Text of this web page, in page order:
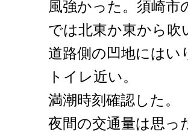
風強かった。須崎市
では北東か東から吹
道路側の凹地にはい
トイレ近い。
満潮時刻確認した。
夜間の交通量は思っ